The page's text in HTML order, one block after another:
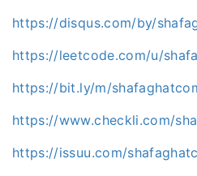
https://disqus.com/by/
https://leetcode.com/u/
https://bit.ly/m/
https://www.checkli.com/
https://issuu.com/